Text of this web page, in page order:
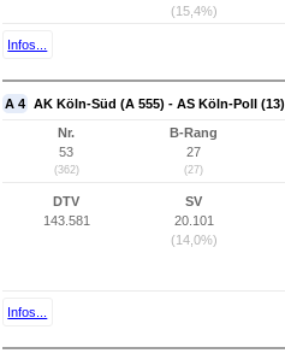
(15,4%)
Infos...
A 4 AK Köln-Süd (A 555) - AS Köln-Poll (13)
Nr.
53
(362)
B-Rang
27
(27)
DTV
143.581
SV
20.101
(14,0%)
Infos...